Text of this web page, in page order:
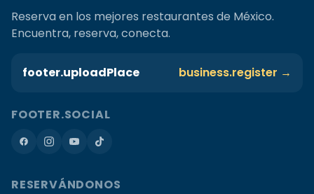
Reserva en los mejores restaurantes de México.
Encuentra, reserva, conecta.
footer.uploadPlace business.register →
FOOTER.SOCIAL
RESERVÁNDONOS